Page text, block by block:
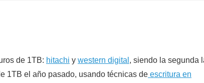
de 1TB: hitachi y western digital , siendo la segunda
1TB el año pasado, usando técnicas de escritura en